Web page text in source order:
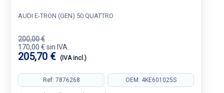
AUDI E-TRON (GEN) 50 QUATTRO
200,00 €
170,00 € sin IVA.
205,70 € (IVA incl.)
Ref: 7876268 OEM: 4KE601025S